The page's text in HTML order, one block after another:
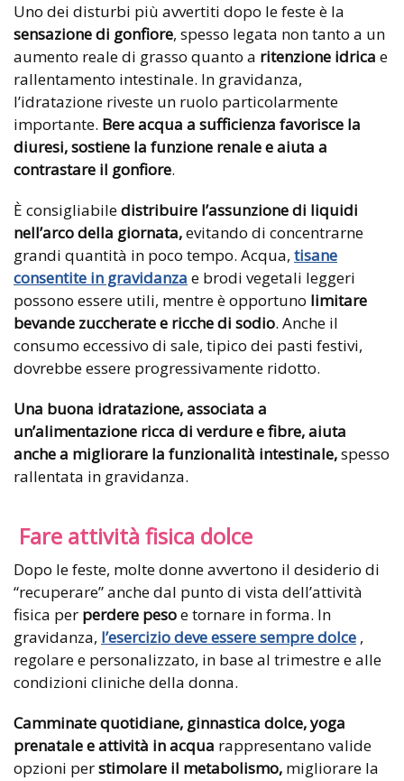
Uno dei disturbi più avvertiti dopo le feste è la
sensazione di gonfiore, spesso legata non tanto a un
aumento reale di grasso quanto a ritenzione idrica e
rallentamento intestinale. In gravidanza,
l’idratazione riveste un ruolo particolarmente
importante. Bere acqua a sufficienza favorisce la
diuresi, sostiene la funzione renale e aiuta a
contrastare il gonfiore.
È consigliabiledistribuire l’assunzione di liquidi
nell’arco della giornata,evitando di concentrarne
grandi quantità in poco tempo. Acqua, tisane
consentite in gravidanza e brodi vegetali leggeri
possono essere utili, mentre è opportuno limitare
bevande zuccherate e ricche di sodio. Anche il
consumo eccessivo di sale, tipico dei pasti festivi,
dovrebbe essere progressivamente ridotto.
Una buona idratazione, associata a
un’alimentazione ricca di verdure e fibre, aiuta
anche a migliorare la funzionalità intestinale,spesso
rallentata in gravidanza.
Fare attività fisica dolce
Dopo le feste, molte donne avvertono il desiderio di
“recuperare” anche dal punto di vista dell’attività
fisica per perdere pesoe tornare in forma. In
gravidanza, l’esercizio deve essere sempre dolce ,
regolare e personalizzato, in base al trimestre e alle
condizioni cliniche della donna.
Camminate quotidiane, ginnastica dolce, yoga
prenatale e attività in acqua rappresentano valide
opzioni perstimolare il metabolismo, migliorare la